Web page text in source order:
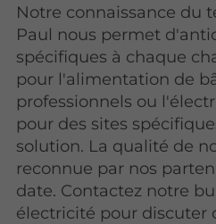
Notre connaissance du
Paul nous permet
spécifiques à chaque
pour l'alimentation de
professionnels ou
pour des sites
solution. La qualité de
reconnue par nos
date. Contactez notre
électricité pour discuter